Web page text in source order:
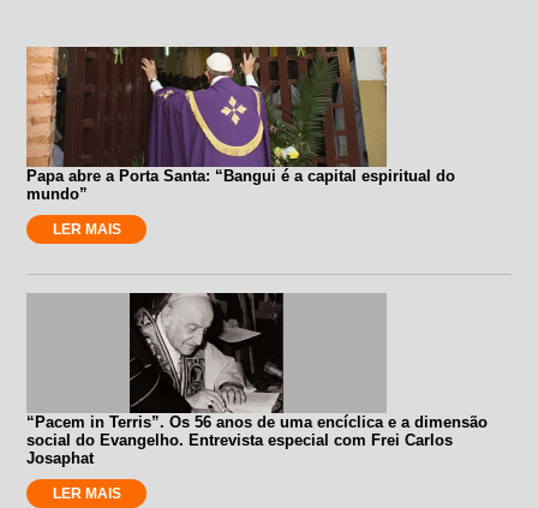
Papa abre a Porta Santa: “Bangui é a capital espiritual do
mundo”
LER MAIS
“Pacem in Terris”. Os 56 anos de uma encíclica e a dimensão
social do Evangelho. Entrevista especial com Frei Carlos
Josaphat
LER MAIS